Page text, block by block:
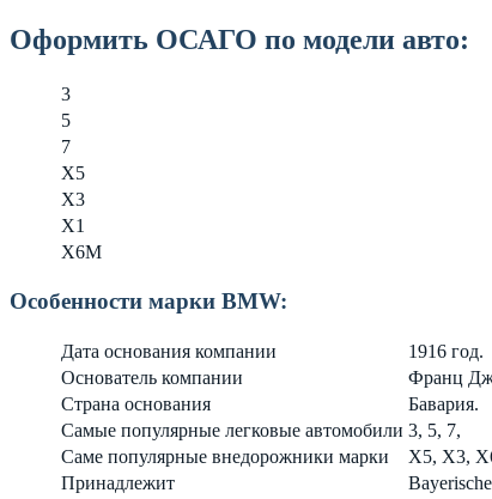
Оформить ОСАГО по модели авто:
3
5
7
X5
X3
X1
X6M
Особенности марки BMW:
Дата основания компании
1916 год.
Основатель компании
Франц
Страна основания
Бавария.
Самые популярные легковые автомобили 3, 5, 7,
Саме популярные внедорожники марки
X5, X3,
Принадлежит